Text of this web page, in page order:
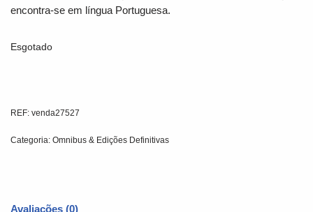
encontra-se em língua Portuguesa.
Esgotado
REF: venda27527
Categoria: Omnibus & Edições Definitivas
Avaliações (0)